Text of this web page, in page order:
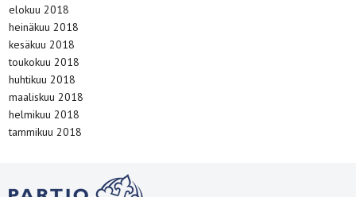
elokuu 2018
heinäkuu 2018
kesäkuu 2018
toukokuu 2018
huhtikuu 2018
maaliskuu 2018
helmikuu 2018
tammikuu 2018